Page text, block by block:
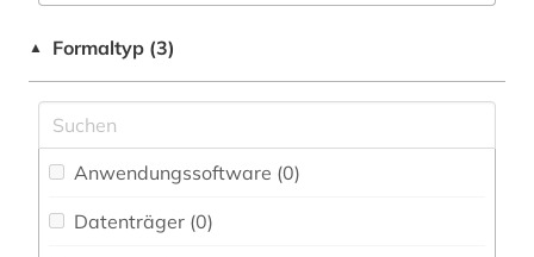
judentum (2)
kolonialismus (1)
kommunismus (2)
Belgien (1)
Deutschland (3)
▲ Formaltyp (3)
Anwendungssoftware (0)
Datenträger (0)